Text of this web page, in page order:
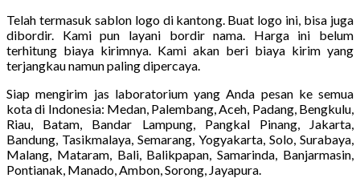
Telah termasuk sablon logo di kantong. Buat logo ini, bisa juga
dibordir. Kami pun layani bordir nama. Harga ini belum
terhitung biaya kirimnya. Kami akan beri biaya kirim yang
terjangkau namun paling dipercaya.
Siap mengirim jas laboratorium yang Anda pesan ke semua
kota di Indonesia: Medan, Palembang, Aceh, Padang, Bengkulu,
Riau, Batam, Bandar Lampung, Pangkal Pinang, Jakarta,
Bandung, Tasikmalaya, Semarang, Yogyakarta, Solo, Surabaya,
Malang, Mataram, Bali, Balikpapan, Samarinda, Banjarmasin,
Pontianak, Manado, Ambon, Sorong, Jayapura.